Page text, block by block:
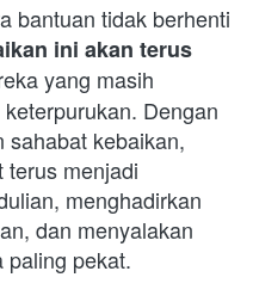
bantuan tidak berhenti
ini akan terus
yang masih
Dengan
sahabat kebaikan,
terus menjadi
menghadirkan
dan menyalakan
paling pekat.